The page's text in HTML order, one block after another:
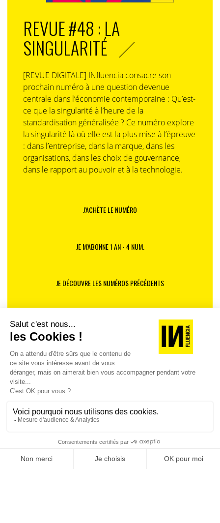
REVUE #48 : LA
SINGULARITÉ
[REVUE DIGITALE] INfluencia consacre son
prochain numéro à une question devenue
centrale dans l’économie contemporaine : Qu’est-
ce que la singularité à l’heure de la
standardisation généralisée ? Ce numéro explore
la singularité là où elle est la plus mise à l’épreuve
: dans l’entreprise, dans la marque, dans les
organisations, dans les choix de gouvernance,
dans le rapport au pouvoir et à la technologie.
J'ACHÈTE LE NUMÉRO
JE M'ABONNE 1 AN - 4 NUM.
JE DÉCOUVRE LES NUMÉROS PRÉCÉDENTS